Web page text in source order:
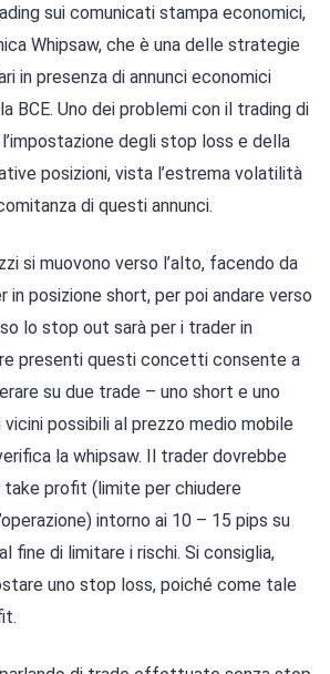
sui comunicati stampa economici,
Whipsaw, che è una delle strategie
in presenza di annunci economici
BCE. Uno dei problemi con il trading di
degli stop loss e della
posizioni, vista l’estrema volatilità
di questi annunci.
si muovono verso l’alto, facendo da
posizione short, per poi andare verso
lo stop out sarà per i trader in
presenti questi concetti consente a
su due trade – uno short e uno
possibili al prezzo medio mobile
la whipsaw. Il trader dovrebbe
profit (limite per chiudere
intorno ai 10 – 15 pips su
fine di limitare i rischi. Si consiglia,
uno stop loss, poiché come tale